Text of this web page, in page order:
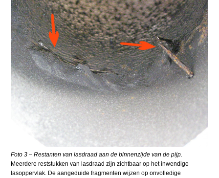
Foto 3 – Restanten van lasdraad aan de binnenzijde van de pijp.
Meerdere reststukken van lasdraad zijn zichtbaar op het inwendige
lasoppervlak. De aangeduide fragmenten wijzen op onvolledige